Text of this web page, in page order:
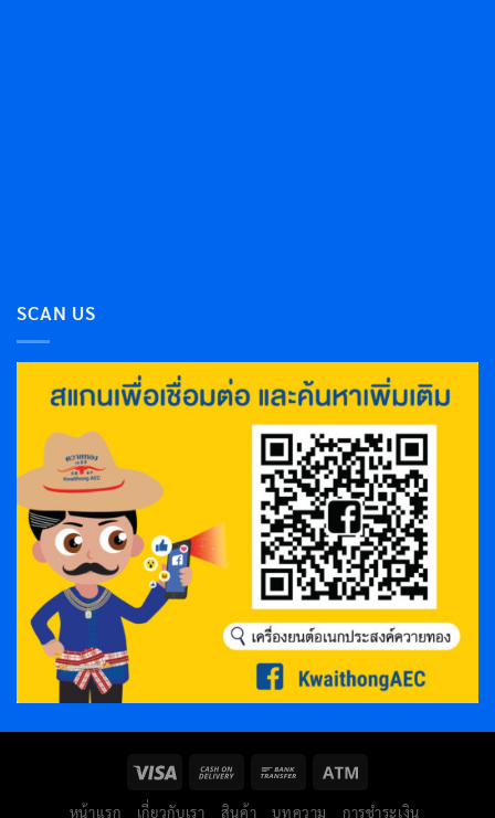
SCAN US
หน้าแรก เกี่ยวกับเรา สินค้า บทความ การชำระเงิน